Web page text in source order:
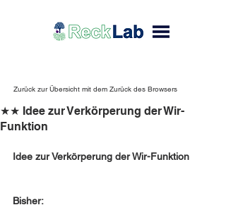
Zurück zur Übersicht mit dem Zurück des Browsers
★★ Idee zur Verkörperung der Wir-
Funktion
Idee zur Verkörperung der Wir-Funktion
Bisher: